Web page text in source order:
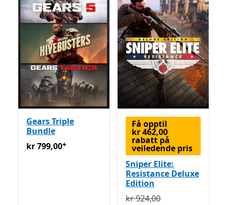
Gears Triple
Bundle
kr 799,00Tilbyr kjøp i appen
kr 799,00+
Få opptil
kr 462,00
rabatt på
veiledende pris
Sniper Elite:
Resistance Deluxe
Edition
Opprinnelig kr 924,00 nå
kr 924,00